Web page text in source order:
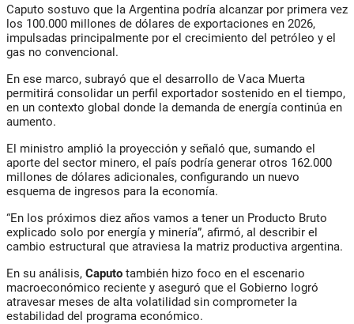
Caputo sostuvo que la Argentina podría alcanzar por primera vez
los 100.000 millones de dólares de exportaciones en 2026,
impulsadas principalmente por el crecimiento del petróleo y el
gas no convencional.
En ese marco, subrayó que el desarrollo de Vaca Muerta
permitirá consolidar un perfil exportador sostenido en el tiempo,
en un contexto global donde la demanda de energía continúa en
aumento.
El ministro amplió la proyección y señaló que, sumando el
aporte del sector minero, el país podría generar otros 162.000
millones de dólares adicionales, configurando un nuevo
esquema de ingresos para la economía.
“En los próximos diez años vamos a tener un Producto Bruto
explicado solo por energía y minería”, afirmó, al describir el
cambio estructural que atraviesa la matriz productiva argentina.
En su análisis, Caputo también hizo foco en el escenario
macroeconómico reciente y aseguró que el Gobierno logró
atravesar meses de alta volatilidad sin comprometer la
estabilidad del programa económico.